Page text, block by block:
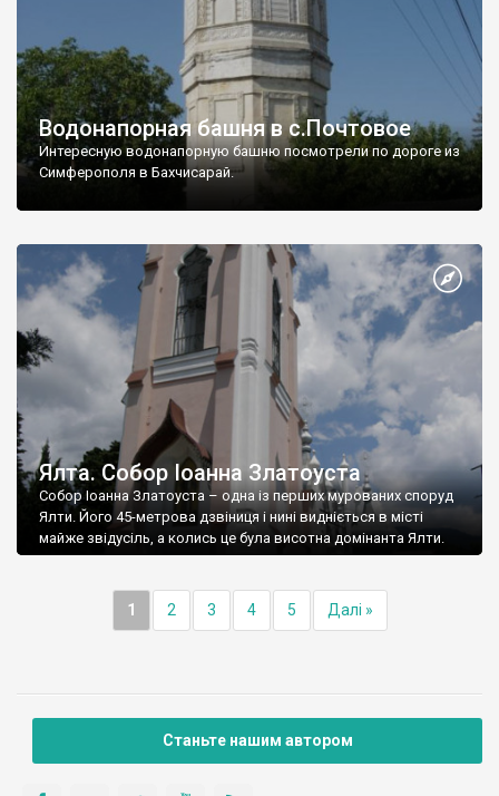
Водонапорная башня в с.Почтовое
Интересную водонапорную башню посмотрели по дороге из
Симферополя в Бахчисарай.
Ялта. Собор Іоанна Златоуста
Собор Іоанна Златоуста – одна із перших мурованих споруд
Ялти. Його 45-метрова дзвіниця і нині видніється в місті
майже звідусіль, а колись це була висотна домінанта Ялти.
1 2 3 4 5 Далі »
Станьте нашим автором